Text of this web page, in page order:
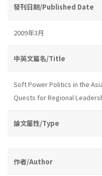
發刊日期/Published Date
2009年3月
中英文篇名/Title
Soft Power Politics in the
Quests for Regional
論文屬性/Type
作者/Author